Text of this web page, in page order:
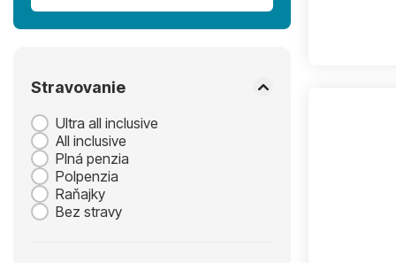
Stravovanie
Ultra all inclusive
All inclusive
Plná penzia
Polpenzia
Raňajky
Bez stravy